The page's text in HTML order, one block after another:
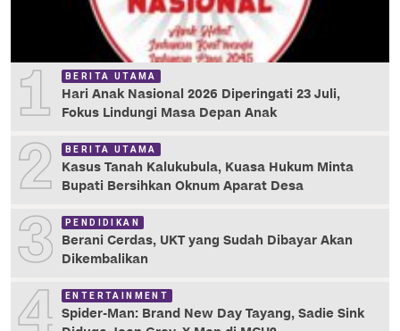
1 BERITA UTAMA
Hari Anak Nasional 2026 Diperingati 23 Juli,
Fokus Lindungi Masa Depan Anak
2 BERITA UTAMA
Kasus Tanah Kalukubula, Kuasa Hukum Minta
Bupati Bersihkan Oknum Aparat Desa
3 PENDIDIKAN
Berani Cerdas, UKT yang Sudah Dibayar Akan
Dikembalikan
ENTERTAINMENT
Spider-Man: Brand New Day Tayang, Sadie Sink